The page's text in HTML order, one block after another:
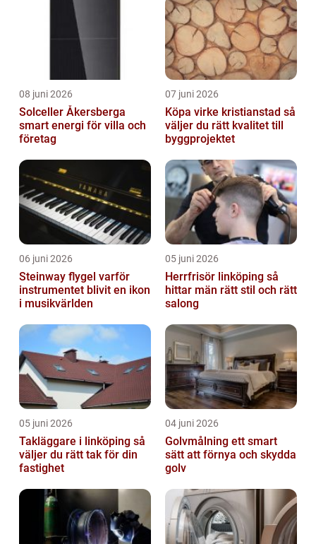
08 juni 2026
Solceller Åkersberga
smart energi för villa och
företag
07 juni 2026
Köpa virke kristianstad så
väljer du rätt kvalitet till
byggprojektet
06 juni 2026
Steinway flygel varför
instrumentet blivit en ikon
i musikvärlden
05 juni 2026
Herrfrisör linköping så
hittar män rätt stil och rätt
salong
05 juni 2026
Takläggare i linköping så
väljer du rätt tak för din
fastighet
04 juni 2026
Golvmålning ett smart
sätt att förnya och skydda
golv